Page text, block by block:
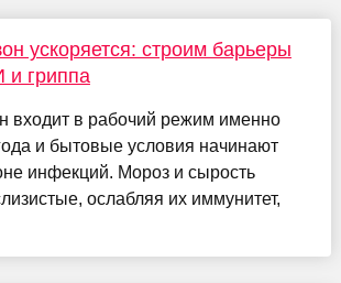
ускоряется: строим барьеры
и гриппа
входит в рабочий режим именно
и бытовые условия начинают
инфекций. Мороз и сырость
ослабляя их иммунитет,